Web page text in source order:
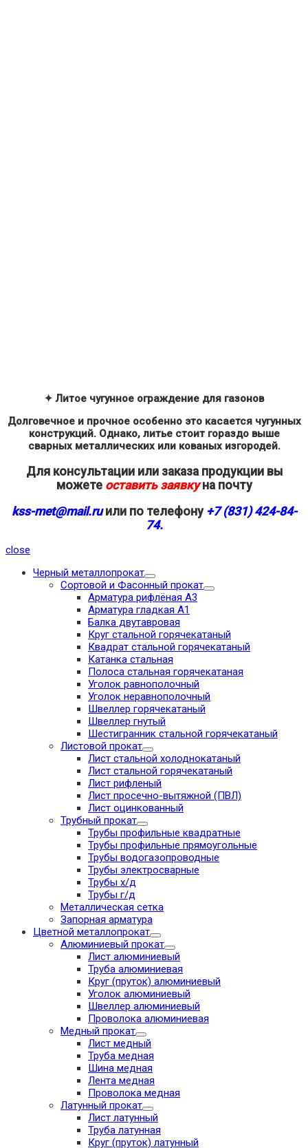
✦ Литое чугунное ограждение для газонов
Долговечное и прочное особенно это касается чугунных
конструкций. Однако, литье стоит гораздо выше
сварных металлических или кованых изгородей.
Для консультации или заказа продукции вы
можете оставить заявкуна почту
kss-met@mail.ruили по телефону +7 (831) 424-84-
74.
close
Черный металлопрокат
Сортовой и Фасонный прокат
Арматура рифлёная А3
Арматура гладкая А1
Балка двутавровая
Круг стальной горячекатаный
Квадрат стальной горячекатаный
Катанка стальная
Полоса стальная горячекатаная
Уголок равнополочный
Уголок неравнополочный
Швеллер горячекатаный
Швеллер гнутый
Шестигранник стальной горячекатаный
Листовой прокат
Лист стальной холоднокатаный
Лист стальной горячекатаный
Лист рифленый
Лист просечно-вытяжной (ПВЛ)
Лист оцинкованный
Трубный прокат
Трубы профильные квадратные
Трубы профильные прямоугольные
Трубы водогазопроводные
Трубы электросварные
Трубы х/д
Трубы г/д
Металлическая сетка
Запорная арматура
Цветной металлопрокат
Алюминиевый прокат
Лист алюминиевый
Труба алюминиевая
Круг (пруток) алюминиевый
Уголок алюминиевый
Швеллер алюминиевый
Проволока алюминиевая
Медный прокат
Лист медный
Труба медная
Шина медная
Лента медная
Проволока медная
Латунный прокат
Лист латунный
Труба латунная
Круг (пруток) латунный